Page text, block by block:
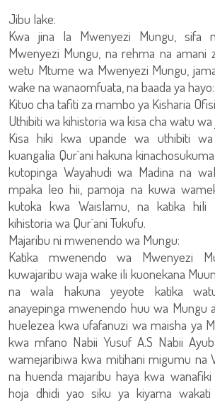
Jibu lake:
Kwa jina la Mwenyezi Mungu, sifa
Mwenyezi Mungu, na rehma na amani
wetu Mtume wa Mwenyezi Mungu,
wake na wanaomfuata, na baada ya hayo:
Kituo cha tafiti za mambo ya Kisharia
Uthibiti wa kihistoria wa kisa cha watu
Kisa hiki kwa upande wa uthibiti
kuangalia Qur`ani hakuna
kutopinga Wayahudi wa Madina na
mpaka leo hii, pamoja na kuwa
kutoka kwa Waislamu, na katika hili
kihistoria wa Qur`ani Tukufu.
Majaribu ni mwenendo wa Mungu:
Katika mwenendo wa Mwenyezi
kuwajaribu waja wake ili kuonekana
na wala hakuna yeyote katika
anayepinga mwenendo huu wa Mungu
huelezea kwa ufafanuzi wa maisha ya
kwa mfano Nabii Yusuf A.S Nabii
wamejaribiwa kwa mitihani migumu na
na huenda majaribu haya kwa
hoja dhidi yao siku ya kiyama